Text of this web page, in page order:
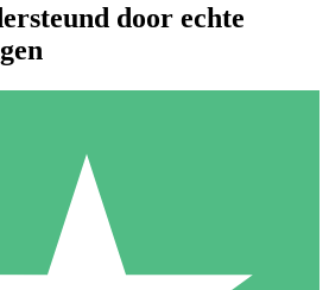
Creditpakketten
Geen maandelijkse
door echte